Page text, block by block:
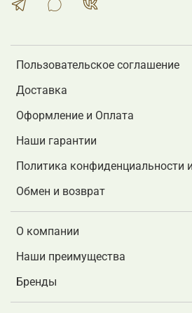
Пользовательское соглашение
Доставка
Оформление и Оплата
Наши гарантии
Политика конфиденциальности
Обмен и возврат
О компании
Наши преимущества
Бренды